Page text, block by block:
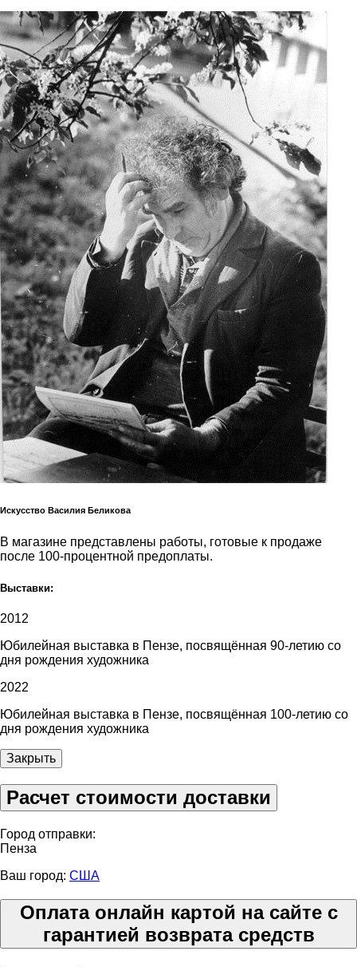
Искусство Василия Беликова
В магазине представлены работы, готовые к продаже
после 100-процентной предоплаты.
Выставки:
2012
Юбилейная выставка в Пензе, посвящённая 90-летию со
дня рождения художника
2022
Юбилейная выставка в Пензе, посвящённая 100-летию со
дня рождения художника
Закрыть
Расчет стоимости доставки
Город отправки:
Пенза
Ваш город: США
Оплата онлайн картой на сайте с
гарантией возврата средств